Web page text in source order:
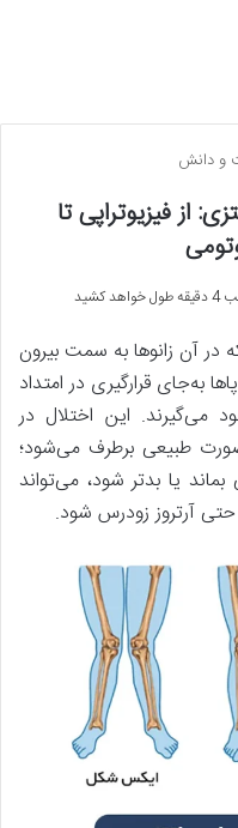
و دانش
از فیزیوتراپی تا
کشید
در آن زانوها به سمت بیرون
به‌جای قرارگیری در امتداد
این اختلال در
طبیعی برطرف می‌شود؛
بماند یا بدتر شود، می‌تواند
حتی آرتروز زودرس شود.